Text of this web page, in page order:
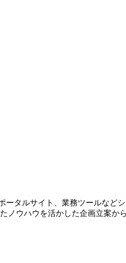
タルサイト、業務ツールなど
ウハウを活かした企画立案